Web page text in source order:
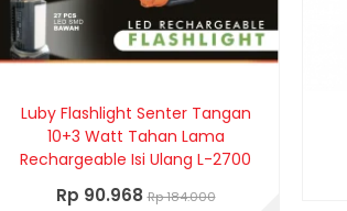
Luby Flashlight Senter Tangan
10+3 Watt Tahan Lama
Rechargeable Isi Ulang L-2700
Rp 90.968 Rp 184.000